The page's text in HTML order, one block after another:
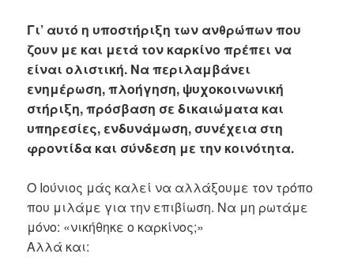
Γι’ αυτό η υποστήριξη των ανθρώπων που
ζουν με και μετά τον καρκίνο πρέπει να
είναι ολιστική. Να περιλαμβάνει
ενημέρωση, πλοήγηση, ψυχοκοινωνική
στήριξη, πρόσβαση σε δικαιώματα και
υπηρεσίες, ενδυνάμωση, συνέχεια στη
φροντίδα και σύνδεση με την κοινότητα.
Ο Ιούνιος μάς καλεί να αλλάξουμε τον τρόπο
που μιλάμε για την επιβίωση. Να μη ρωτάμε
μόνο: «νικήθηκε ο καρκίνος;»
Αλλά και: